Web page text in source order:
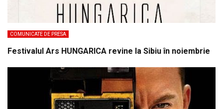
COMUNICATE DE PRESA
Festivalul Ars HUNGARICA revine la Sibiu în noiembrie